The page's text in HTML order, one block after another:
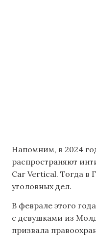
Напомним, в 2024
распространяют
Car Vertical. Тогда в
уголовных дел.
В феврале этого
с девушками из
призвала